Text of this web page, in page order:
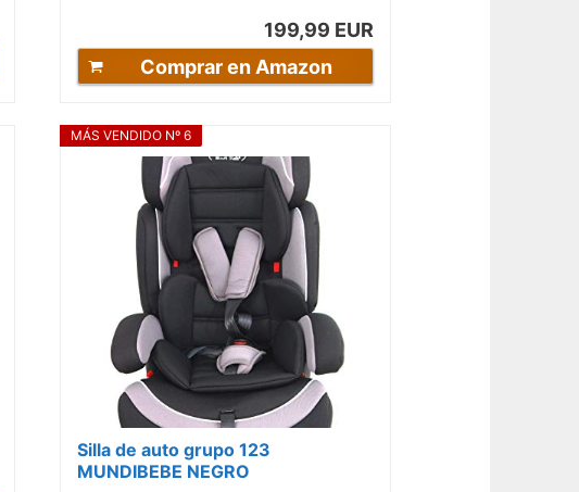
199,99 EUR
Comprar en Amazon
MÁS VENDIDO Nº 6
Silla de auto grupo 123
MUNDIBEBE NEGRO